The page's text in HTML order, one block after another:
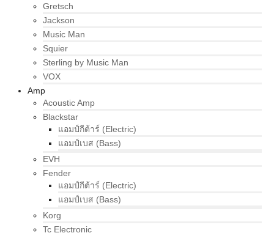
Gretsch
Jackson
Music Man
Squier
Sterling by Music Man
VOX
Amp
Acoustic Amp
Blackstar
แอมป์กีต้าร์ (Electric)
แอมป์เบส (Bass)
EVH
Fender
แอมป์กีต้าร์ (Electric)
แอมป์เบส (Bass)
Korg
Tc Electronic